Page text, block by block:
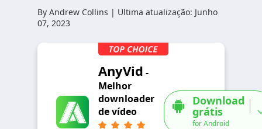
By Andrew Collins | Ultima atualização: Junho
07, 2023
AnyVid -
Melhor
downloader
de vídeo
Download
grátis
for Android